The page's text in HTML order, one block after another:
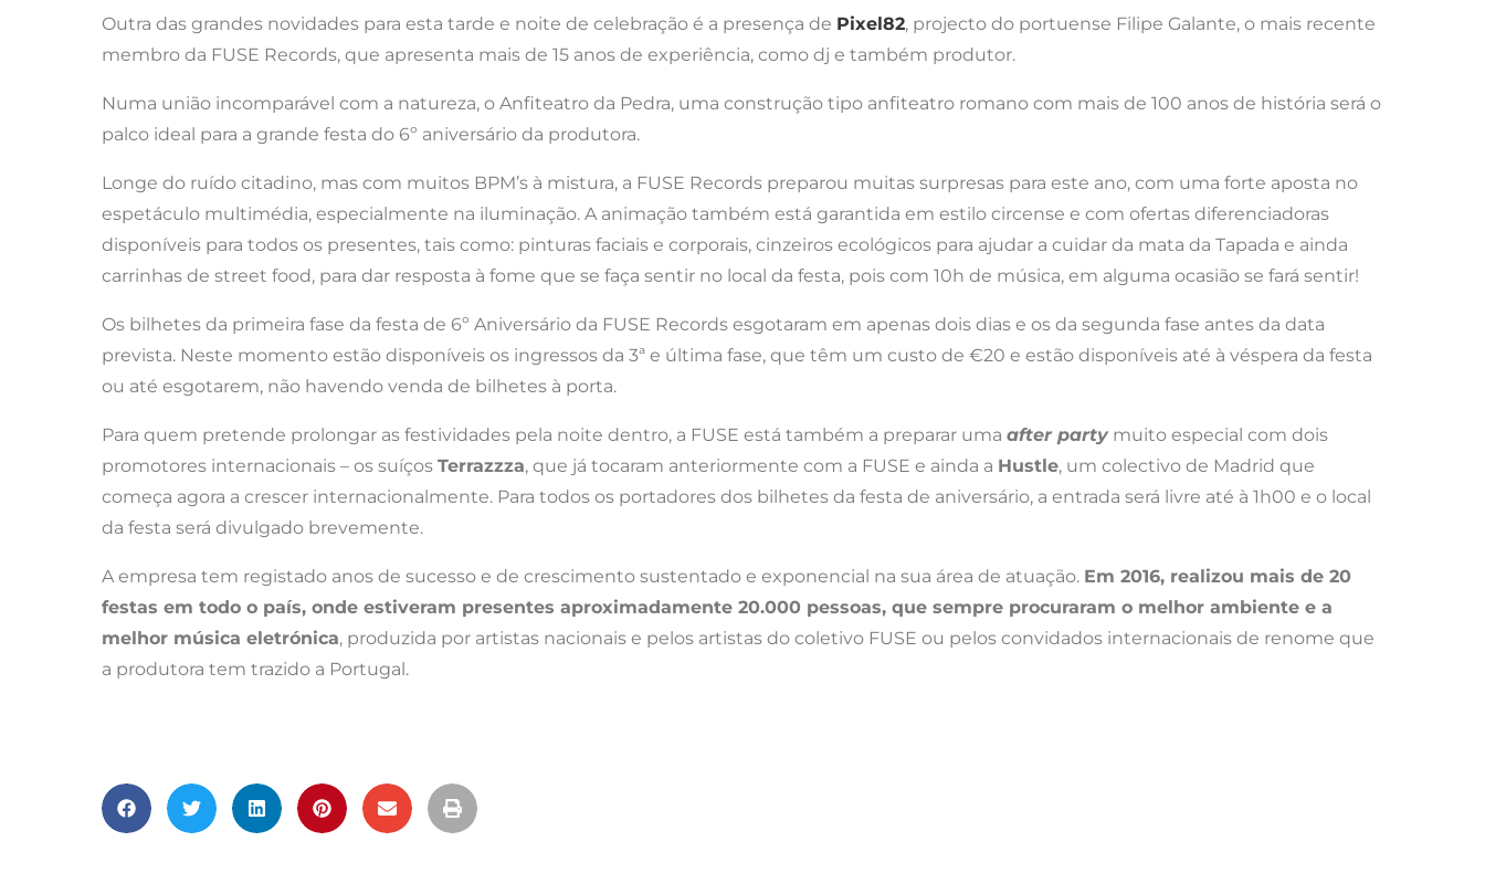
Outra das grandes novidades para esta tarde e noite de celebração é a presença de Pixel82, projecto do portuense Filipe Galante, o mais recente
membro da FUSE Records, que apresenta mais de 15 anos de experiência, como dj e também produtor.
Numa união incomparável com a natureza, o Anfiteatro da Pedra, uma construção tipo anfiteatro romano com mais de 100 anos de história será o
palco ideal para a grande festa do 6º aniversário da produtora.
Longe do ruído citadino, mas com muitos BPM’s à mistura, a FUSE Records preparou muitas surpresas para este ano, com uma forte aposta no
espetáculo multimédia, especialmente na iluminação. A animação também está garantida em estilo circense e com ofertas diferenciadoras
disponíveis para todos os presentes, tais como: pinturas faciais e corporais, cinzeiros ecológicos para ajudar a cuidar da mata da Tapada e ainda
carrinhas de street food, para dar resposta à fome que se faça sentir no local da festa, pois com 10h de música, em alguma ocasião se fará sentir!
Os bilhetes da primeira fase da festa de 6º Aniversário da FUSE Records esgotaram em apenas dois dias e os da segunda fase antes da data
prevista. Neste momento estão disponíveis os ingressos da 3ª e última fase, que têm um custo de €20 e estão disponíveis até à véspera da festa
ou até esgotarem, não havendo venda de bilhetes à porta.
Para quem pretende prolongar as festividades pela noite dentro, a FUSE está também a preparar uma after partymuito especial com dois
promotores internacionais – os suíços Terrazzza, que já tocaram anteriormente com a FUSE e ainda a Hustle, um colectivo de Madrid que
começa agora a crescer internacionalmente. Para todos os portadores dos bilhetes da festa de aniversário, a entrada será livre até à 1h00 e o local
da festa será divulgado brevemente.
A empresa tem registado anos de sucesso e de crescimento sustentado e exponencial na sua área de atuação. Em 2016, realizou mais de 20
festas em todo o país, onde estiveram presentes aproximadamente 20.000 pessoas, que sempre procuraram o melhor ambiente e a
melhor música eletrónica, produzida por artistas nacionais e pelos artistas do coletivo FUSE ou pelos convidados internacionais de renome que
a produtora tem trazido a Portugal.